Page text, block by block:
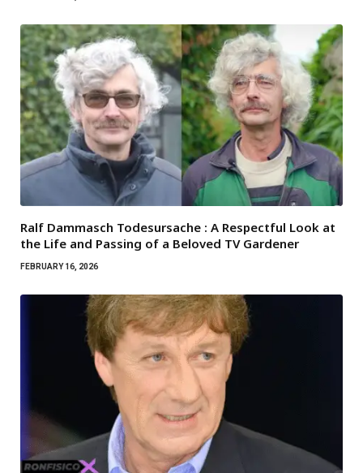
Ralf Dammasch Todesursache : A Respectful Look at
the Life and Passing of a Beloved TV Gardener
FEBRUARY 16, 2026